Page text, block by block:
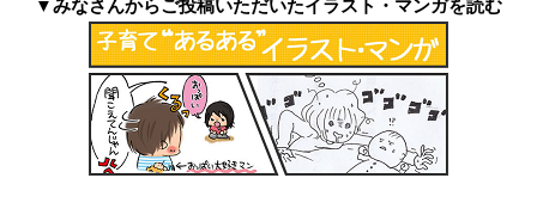
▼みなさんからご投稿いただいたイラスト・マンガを読む